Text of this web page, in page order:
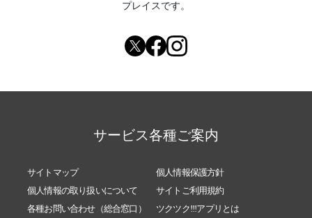
プレイスです。
サービス各種ご案内
サイトマップ
個人情報保護方針
個人情報の取り扱いについて
サイトご利用規約
各種お問い合わせ（総合窓口）
ツクツク!!!アプリとは